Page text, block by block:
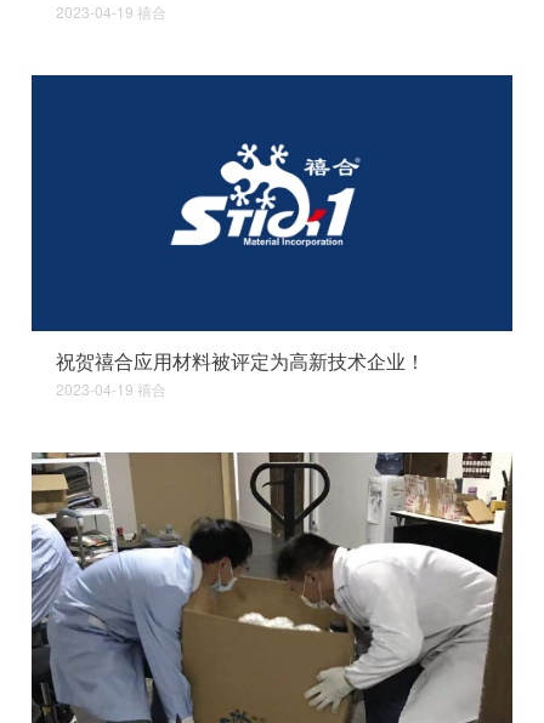
2023-04-19 禧合
祝贺禧合应用材料被评定为高新技术企业！
2023-04-19 禧合